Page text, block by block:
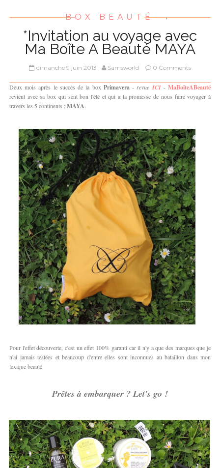
BOX BEAUTÉ ,
*Invitation au voyage avec
Ma Boîte A Beauté MAYA
dimanche 9 juin 2013 Samsworld 0 Comments
Deux mois après le succès de la box Primavera- revue ICI-MaBoîteABeauté
revient avec sa box qui sent bon l'été et qui a la promesse de nous faire voyager à
travers les 5 continents : MAYA.
Pour l'effet découverte, c'est un effet 100% garanti car il n'y a que des marques que je
n'ai jamais testées et beaucoup d'entre elles sont inconnues au bataillon dans mon
lexique beauté.
Prêtes à embarquer ? Let's go !